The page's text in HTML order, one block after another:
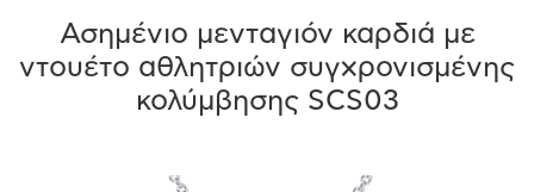
Ασημένιο μενταγιόν καρδιά με
ντουέτο αθλητριών συγχρονισμένης
κολύμβησης SCS03